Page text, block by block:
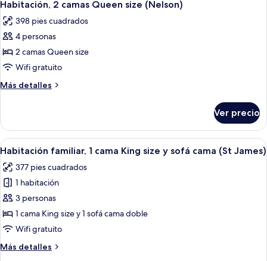
todas
las
fotos
de
Habitación,
2
camas
size
(Nelson)
Habitación, 2 camas Queen size (Nelson)
398 pies cuadrados
4 personas
2 camas Queen size
Wifi gratuito
Más detalles
Más
2
camas
Queen
(Nelson)
Ver precio
Abrir
todas
las
fotos
de
Habitación
familiar,
cama
Una habitación de hotel con una
5
Habitación familiar, 1 cama King size y sofá cama (St James)
377 pies cuadrados
1 habitación
3 personas
1 cama King size y 1 sofá cama doble
Wifi gratuito
Más detalles
Más